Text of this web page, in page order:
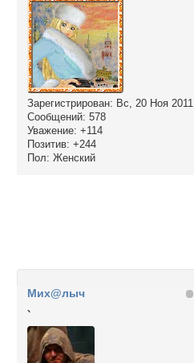
Зарегистрирован: Вс, 20 Ноя 2011
Сообщений: 578
Уважение: +114
Позитив: +244
Пол: Женский
Мих@лыч
`